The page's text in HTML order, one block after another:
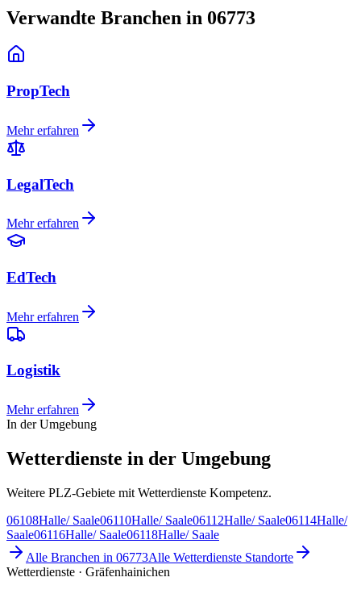
Verwandte Branchen in 06773
PropTech
Mehr erfahren
LegalTech
Mehr erfahren
EdTech
Mehr erfahren
Logistik
Mehr erfahren
In der Umgebung
Wetterdienste in der Umgebung
Weitere PLZ-Gebiete mit Wetterdienste Kompetenz.
06108Halle/ Saale06110Halle/ Saale06112Halle/ Saale06114Halle/
Saale06116Halle/ Saale06118Halle/ Saale
Alle Branchen in 06773Alle Wetterdienste Standorte
Wetterdienste · Gräfenhainichen